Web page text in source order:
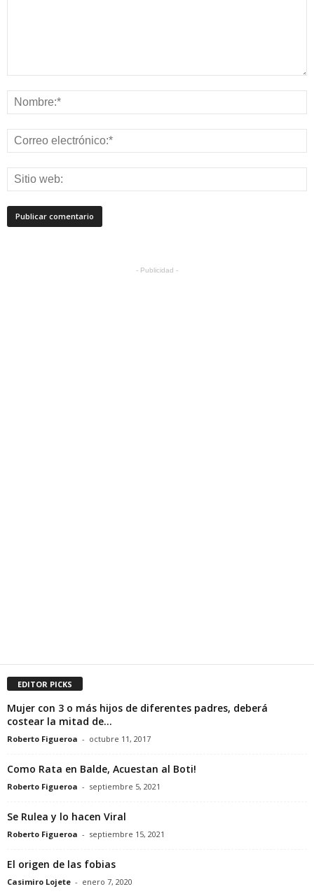
- Publicidad -
EDITOR PICKS
Mujer con 3 o más hijos de diferentes padres, deberá
costear la mitad de...
Roberto Figueroa - octubre 11, 2017
Como Rata en Balde, Acuestan al Boti!
Roberto Figueroa - septiembre 5, 2021
Se Rulea y lo hacen Viral
Roberto Figueroa - septiembre 15, 2021
El origen de las fobias
Casimiro Lojete - enero 7, 2020